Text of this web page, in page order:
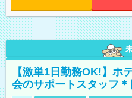
【激単1日勤務OK!】ホ
会のサポートスタッフ